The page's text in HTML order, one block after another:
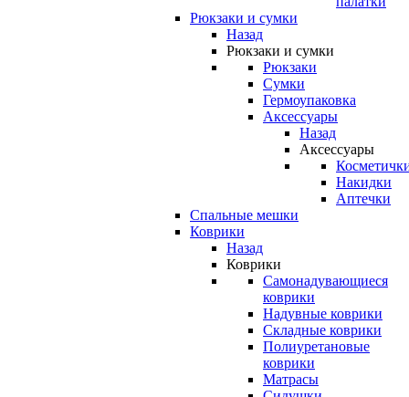
Рюкзаки и сумки
Назад
Рюкзаки и сумки
Рюкзаки
Сумки
Гермоупаковка
Аксессуары
Назад
Аксессуары
Накидки
Аптечки
Спальные мешки
Коврики
Назад
Коврики
Самонадувающиеся
коврики
Надувные коврики
Складные коврики
Полиуретановые
коврики
Матрасы